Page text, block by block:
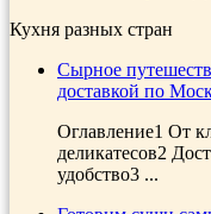
Кухня разных стран
Сырное
доставкой по
Оглавление1 От
деликатесов2
удобство3 ...